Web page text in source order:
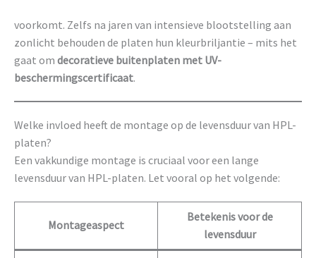
voorkomt. Zelfs na jaren van intensieve blootstelling aan
zonlicht behouden de platen hun kleurbriljantie – mits het
gaat om decoratieve buitenplaten met UV-
beschermingscertificaat.
Welke invloed heeft de montage op de levensduur van HPL-
platen?
Een vakkundige montage is cruciaal voor een lange
levensduur van HPL-platen. Let vooral op het volgende:
Montageaspect
Betekenis voor de
levensduur